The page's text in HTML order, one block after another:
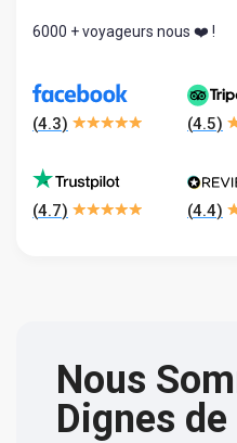
6000 + voyageurs nous ❤️ !
(4.3) (4.5)
(4.7) (4.4)
Nous
Dignes